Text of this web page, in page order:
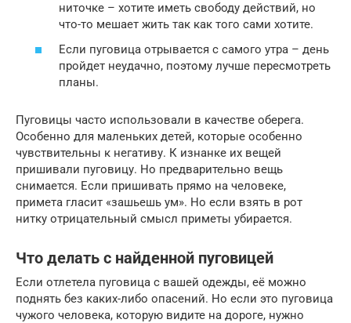
ниточке – хотите иметь свободу действий, но
что-то мешает жить так как того сами хотите.
Если пуговица отрывается с самого утра – день
пройдет неудачно, поэтому лучше пересмотреть
планы.
Пуговицы часто использовали в качестве оберега.
Особенно для маленьких детей, которые особенно
чувствительны к негативу. К изнанке их вещей
пришивали пуговицу. Но предварительно вещь
снимается. Если пришивать прямо на человеке,
примета гласит «зашьешь ум». Но если взять в рот
нитку отрицательный смысл приметы убирается.
Что делать с найденной пуговицей
Если отлетела пуговица с вашей одежды, её можно
поднять без каких-либо опасений. Но если это пуговица
чужого человека, которую видите на дороге, нужно